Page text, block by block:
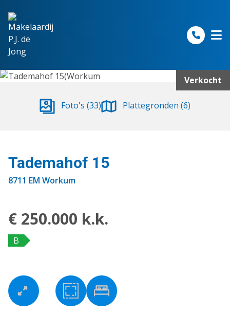
Verkocht
Foto's (33) Plattegronden (6)
Tademahof 15
8711 EM Workum
€ 250.000 k.k.
B